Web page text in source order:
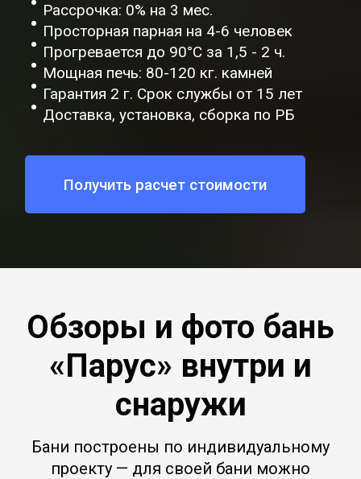
Рассрочка: 0% на 3 мес.
Просторная парная на 4-6 человек
Прогревается до 90°C за 1,5 - 2 ч.
Мощная печь: 80-120 кг. камней
Гарантия 2 г. Срок службы от 15 лет
Доставка, установка, сборка по РБ
Получить расчет стоимости
Обзоры и фото бань
«Парус» внутри и
снаружи
Бани построены по индивидуальному
проекту — для своей бани можно